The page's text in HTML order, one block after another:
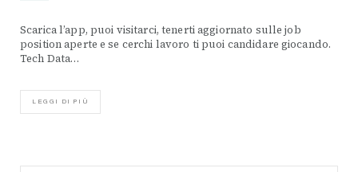
Scarica l’app, puoi visitarci, tenerti aggiornato sulle job
position aperte e se cerchi lavoro ti puoi candidare giocando.
Tech Data…
LEGGI DI PIÙ